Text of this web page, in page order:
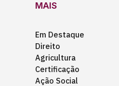
MAIS
Em Destaque
Direito
Agricultura
Certificação
Ação Social